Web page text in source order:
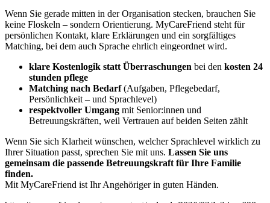
Wenn Sie gerade mitten in der Organisation stecken, brauchen Sie
keine Floskeln – sondern Orientierung. MyCareFriend steht für
persönlichen Kontakt, klare Erklärungen und ein sorgfältiges
Matching, bei dem auch Sprache ehrlich eingeordnet wird.
klare Kostenlogik statt Überraschungen bei den kosten 24
stunden pflege
Matching nach Bedarf(Aufgaben, Pflegebedarf,
Persönlichkeit – und Sprachlevel)
respektvoller Umgang mit Senior:innen und
Betreuungskräften, weil Vertrauen auf beiden Seiten zählt
Wenn Sie sich Klarheit wünschen, welcher Sprachlevel wirklich zu
Ihrer Situation passt, sprechen Sie mit uns. Lassen Sie uns
gemeinsam die passende Betreuungskraft für Ihre Familie
finden.
Mit MyCareFriend ist Ihr Angehöriger in guten Händen.